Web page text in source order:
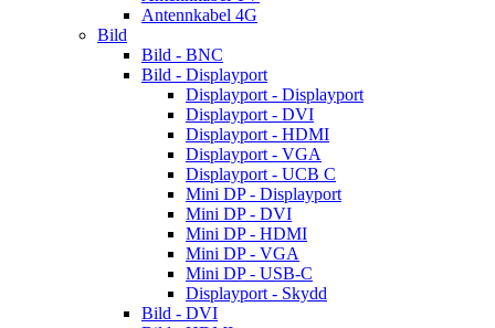
Antennkabel 4G
Bild
Bild - BNC
Bild - Displayport
Displayport - Displayport
Displayport - DVI
Displayport - HDMI
Displayport - VGA
Displayport - UCB C
Mini DP - Displayport
Mini DP - DVI
Mini DP - HDMI
Mini DP - VGA
Mini DP - USB-C
Displayport - Skydd
Bild - DVI